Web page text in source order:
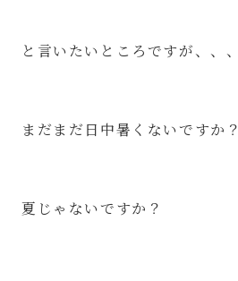
と言いたいところですが、、、
まだまだ日中暑くないですか？
夏じゃないですか？